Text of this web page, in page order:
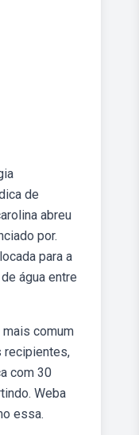
de
abreu
por.
para a
água entre
comum
recipientes,
com 30
Weba
essa.